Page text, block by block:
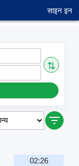
साइन इन
⇅
02:26